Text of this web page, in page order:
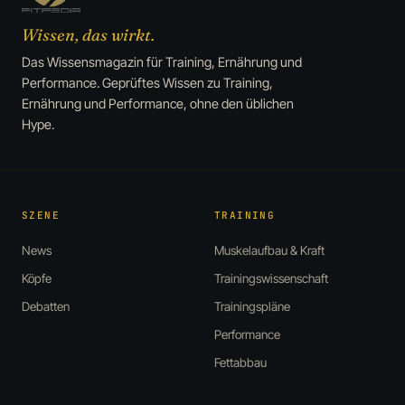
Wissen, das wirkt.
Das Wissensmagazin für Training, Ernährung und
Performance. Geprüftes Wissen zu Training,
Ernährung und Performance, ohne den üblichen
Hype.
SZENE
News
Köpfe
Debatten
TRAINING
Muskelaufbau & Kraft
Trainingswissenschaft
Trainingspläne
Performance
Fettabbau